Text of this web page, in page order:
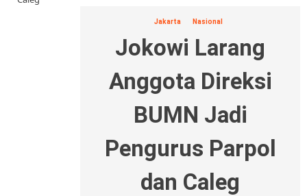
Jakarta Nasional
Jokowi Larang
Anggota Direksi
BUMN Jadi
Pengurus Parpol
dan Caleg